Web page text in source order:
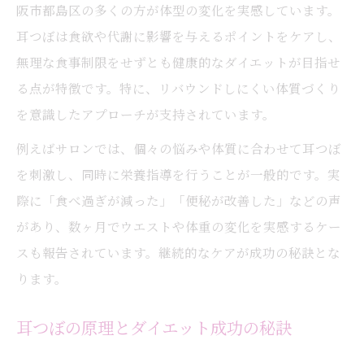
耳つぼ×栄養で叶える毎日の肌ツヤ向上
リバウンド防止に耳つぼが注目される理由
耳つぼで食欲コントロールしやすくなる仕
耳つぼと栄養管理で持続的なダイエットを
実現
リバウンドを防ぐ耳つぼと栄養バランスの
耳つぼジュエリーで美しく健康的なダイエ
阪市都島区の多くの方が体型の変化を実感しています。
耳つぼは食欲や代謝に影響を与えるポイントをケアし、
無理な食事制限をせずとも健康的なダイエットが目指せ
る点が特徴です。特に、リバウンドしにくい体質づくり
を意識したアプローチが支持されています。
例えばサロンでは、個々の悩みや体質に合わせて耳つぼ
を刺激し、同時に栄養指導を行うことが一般的です。実
際に「食べ過ぎが減った」「便秘が改善した」などの声
があり、数ヶ月でウエストや体重の変化を実感するケー
スも報告されています。継続的なケアが成功の秘訣とな
ります。
耳つぼの原理とダイエット成功の秘訣